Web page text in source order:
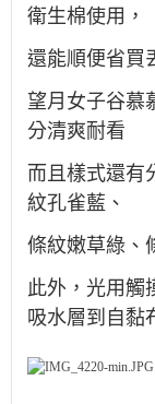
衛生棉使用，
還能順便省買
望⽉⼥⼦⾕慕
分清爽耐看
而且樣式還有
紋孔雀藍、
條紋嫩草綠、
此外，光用觸
吸水層到自黏